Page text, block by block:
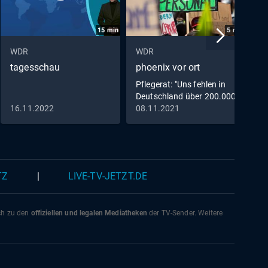
15 min
WDR
tagesschau
16.11.2022
5min
WDR
phoenix vor ort
Pflegerat: "Uns fehlen in
Deutschland über 200.000
Stellen"
08.11.2021
LIVE-TV-JETZT.DE
zu den offiziellen und legalen Mediatheken der TV-Sender. Weitere